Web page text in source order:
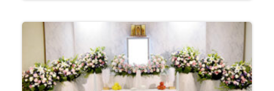
た。 彼を表現する時、だれもが口にする言葉は
「ジェントルマン」。 ダンディで優しいイメー
ジそのままに旅立って行かれた故人様と、愛す
る方々とのお別れ会を、私たちはお手伝いさせ
ていただきました。